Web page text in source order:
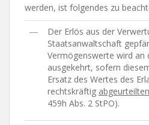
werden, ist folgendes zu
―
Der Erlös aus der
Staatsanwaltschaft
Vermögenswerte wird an
ausgekehrt, sofern
Ersatz des Wertes des
rechtskräftig abgeurteilten
459h Abs. 2 StPO).